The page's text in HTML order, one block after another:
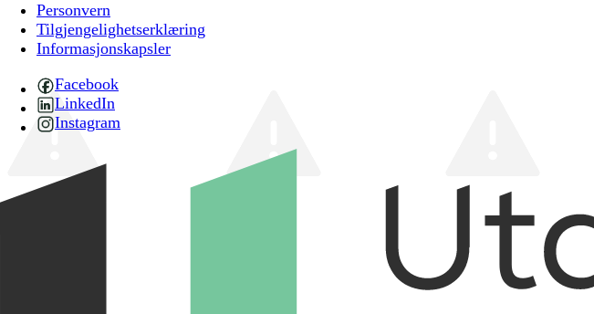
Personvern
Tilgjengelighetserklæring
Informasjonskapsler
Facebook
LinkedIn
Instagram